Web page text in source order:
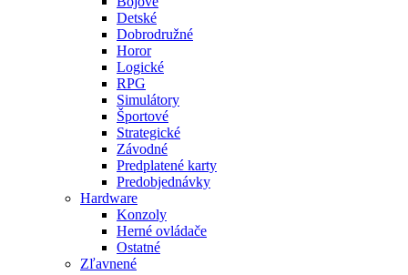
Detské
Dobrodružné
Horor
Logické
RPG
Simulátory
Športové
Strategické
Závodné
Predplatené karty
Predobjednávky
Hardware
Konzoly
Herné ovládače
Ostatné
Zľavnené